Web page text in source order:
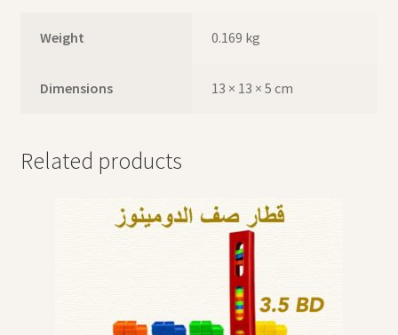
Weight 0.169 kg
Dimensions 13 × 13 × 5 cm
Related products